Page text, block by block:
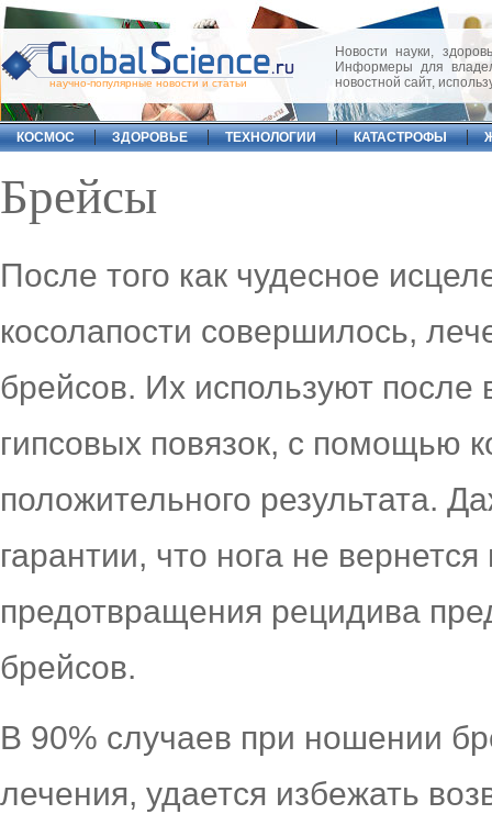
научно-популярные новости и статьи
Новости науки,
Информеры для
новостной сайт,
КОСМОС ЗДОРОВЬЕ ТЕХНОЛОГИИ КАТАСТРОФЫ
Брейсы
После того как чудесное
косолапости совершилось,
брейсов. Их используют
гипсовых повязок, с помощью
положительного результата.
гарантии, что нога не
предотвращения рецидива
брейсов.
В 90% случаев при ношении
лечения, удается избежать